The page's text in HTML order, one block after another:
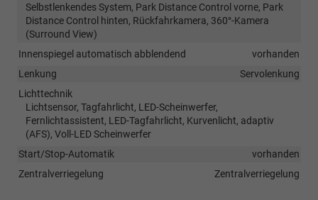
Selbstlenkendes System, Park Distance Control vorne, Park
Distance Control hinten, Rückfahrkamera, 360°-Kamera
(Surround View)
Innenspiegel automatisch abblendend
vorhanden
Lenkung
Servolenkung
Lichttechnik
Lichtsensor, Tagfahrlicht, LED-Scheinwerfer,
Fernlichtassistent, LED-Tagfahrlicht, Kurvenlicht, adaptiv
(AFS), Voll-LED Scheinwerfer
Start/Stop-Automatik
vorhanden
Zentralverriegelung
Zentralverriegelung